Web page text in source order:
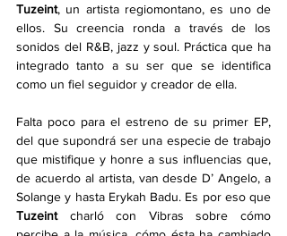
Tuzeint, un artista regiomontano, es uno de
ellos. Su creencia ronda a través de los
sonidos del R&B, jazz y soul. Práctica que ha
integrado tanto a su ser que se identifica
como un fiel seguidor y creador de ella.
Falta poco para el estreno de su primer EP,
del que supondrá ser una especie de trabajo
que mistifique y honre a sus influencias que,
de acuerdo al artista, van desde D’ Angelo, a
Tuzeint charló con Vibras sobre cómo